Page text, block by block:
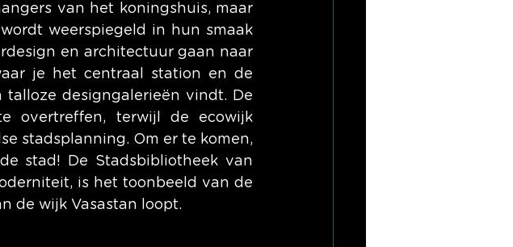
van het koningshuis, maar
weerspiegeld in hun smaak
en architectuur gaan naar
je het centraal station en de
designgalerieën vindt. De
overtreffen, terwijl de ecowijk
stadsplanning. Om er te komen,
stad! De Stadsbibliotheek van
is het toonbeeld van de
de wijk Vasastan loopt.